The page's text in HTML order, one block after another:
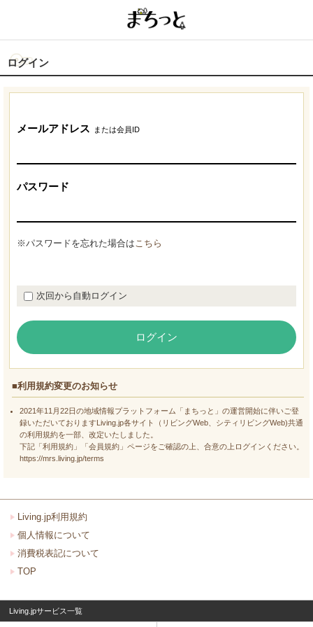
ログイン
メールアドレス または会員ID
パスワード
※パスワードを忘れた場合はこちら
次回から自動ログイン
ログイン
■利用規約変更のお知らせ
2021年11月22日の地域情報プラットフォーム「まちっと」の運営開始に伴いご登
録いただいておりますLiving.jp各サイト（リビングWeb、シティリビングWeb)共通
の利用規約を一部、改定いたしました。
下記「利用規約」「会員規約」ページをご確認の上、合意の上ログインください。
https://mrs.living.jp/terms
Living.jp利用規約
個人情報について
消費税表記について
TOP
Living.jpサービス一覧